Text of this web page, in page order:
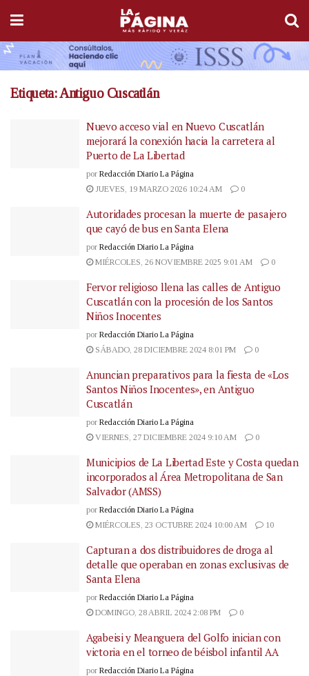
Etiqueta:Antiguo Cuscatlán
Nuevo acceso vial en Nuevo Cuscatlán
mejorará la conexión hacia la carretera al
Puerto de La Libertad
por Redacción Diario La Página
JUEVES, 19 MARZO 2026 10:24 AM
0
Autoridades procesan la muerte de pasajero
que cayó de bus en Santa Elena
por Redacción Diario La Página
MIÉRCOLES, 26 NOVIEMBRE 2025 9:01 AM
0
Fervor religioso llena las calles de Antiguo
Cuscatlán con la procesión de los Santos
Niños Inocentes
por Redacción Diario La Página
SÁBADO, 28 DICIEMBRE 2024 8:01 PM
0
Anuncian preparativos para la fiesta de «Los
Santos Niños Inocentes», en Antiguo
Cuscatlán
por Redacción Diario La Página
VIERNES, 27 DICIEMBRE 2024 9:10 AM
0
Municipios de La Libertad Este y Costa quedan
incorporados al Área Metropolitana de San
Salvador (AMSS)
por Redacción Diario La Página
MIÉRCOLES, 23 OCTUBRE 2024 10:00 AM
10
Capturan a dos distribuidores de droga al
detalle que operaban en zonas exclusivas de
Santa Elena
por Redacción Diario La Página
DOMINGO, 28 ABRIL 2024 2:08 PM
0
Agabeisi y Meanguera del Golfo inician con
victoria en el torneo de béisbol infantil AA
por Redacción Diario La Página